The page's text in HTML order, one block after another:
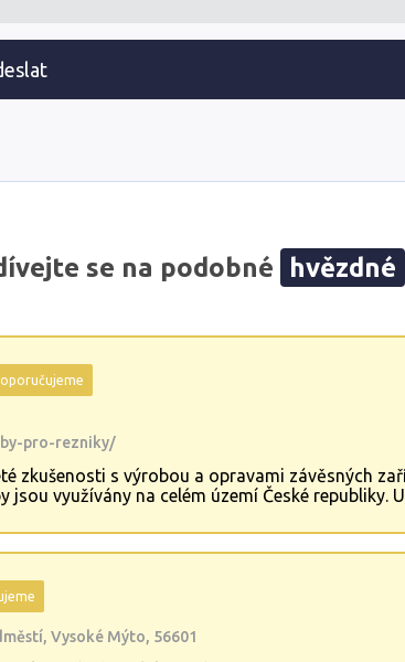
se na podobné hvězdné
pro-rezniky/
zkušenosti s výrobou a opravami závěsných
jsou využívány na celém území České
Vysoké Mýto, 56601